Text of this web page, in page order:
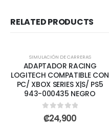
RELATED PRODUCTS
SIMULACIÓN DE CARRERAS
ADAPTADOR RACING
LOGITECH COMPATIBLE CON
PC/ XBOX SERIES X|S/ PS5
943-000435 NEGRO
0out of 5
₡24,900